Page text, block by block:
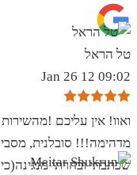
טל הראל
09:02 12 Jan 26
ואוו! אין עליכם
מדהימה!!! סובלנית,
שכתבתי ובחרתי